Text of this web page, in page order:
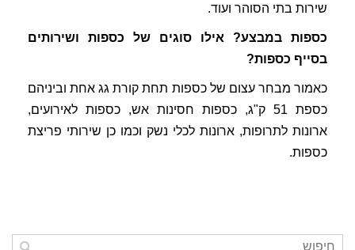
שירות בתי הסוהר ועוד.
כספות במבצע? אילו סוגים של כספות ושירותים
בסייף כספות?
כאמור מבחר עצום של כספות תחת קורת גג אחת וביניהם
כספת 51 ק"ג, כספות חסינות אש, כספות לאירועים,
ארונות לתרופות, ארונות לכלי נשק וכמו כן שירותי פריצת
כספות.